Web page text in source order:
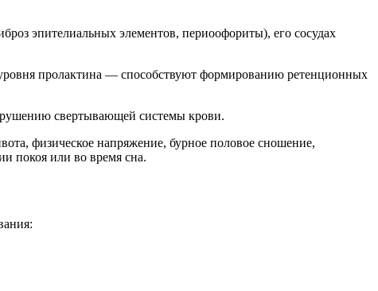
эпителиальных элементов, периоофориты), его сосудах
пролактина — способствуют формированию ретенционных
свертывающей системы крови.
физическое напряжение, бурное половое сношение,
покоя или во время сна.